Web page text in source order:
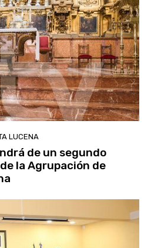
LUCENA
de un segundo
la Agrupación de